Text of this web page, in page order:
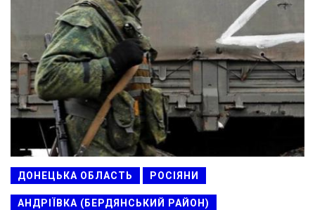
ДОНЕЦЬКА ОБЛАСТЬ РОСІЯНИ
АНДРІЇВКА (БЕРДЯНСЬКИЙ РАЙОН)